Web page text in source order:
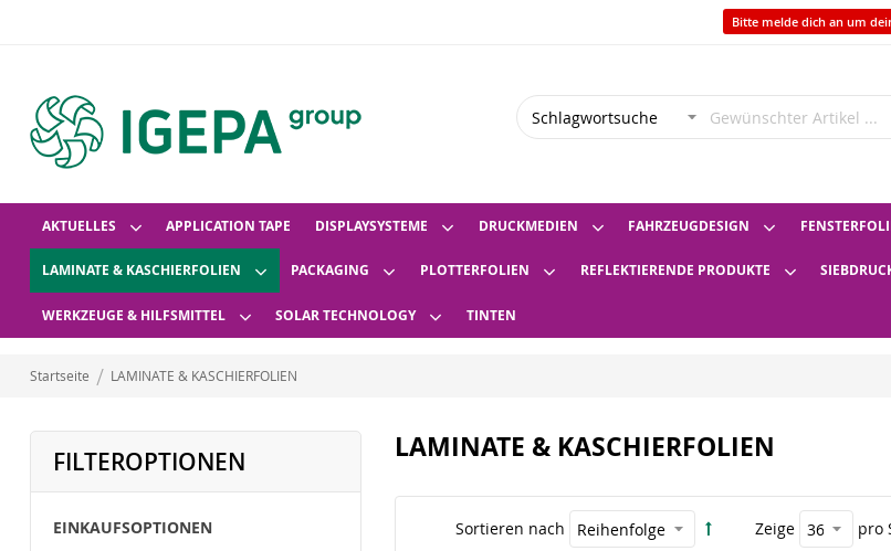
Bitte melde dich an um
AKTUELLES APPLICATION TAPE DISPLAYSYSTEME DRUCKMEDIEN FAHRZEUGDESIGN
LAMINATE & KASCHIERFOLIEN PACKAGING PLOTTERFOLIEN REFLEKTIERENDE PRODUKTE
WERKZEUGE & HILFSMITTEL SOLAR TECHNOLOGY TINTEN
Startseite LAMINATE & KASCHIERFOLIEN
LAMINATE & KASCHIERFOLIEN
Sortieren nach Zeige pro
FILTEROPTIONEN
EINKAUFSOPTIONEN